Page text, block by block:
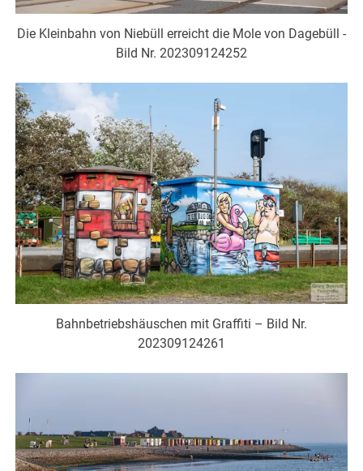
Die Kleinbahn von Niebüll erreicht die Mole von Dagebüll -
Bild Nr. 202309124252
Bahnbetriebshäuschen mit Graffiti – Bild Nr.
202309124261